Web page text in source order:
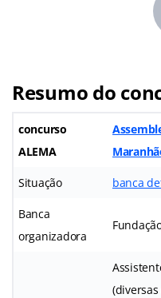
Resumo do
concurso
ALEMA
Situação banca
Banca
organizadora